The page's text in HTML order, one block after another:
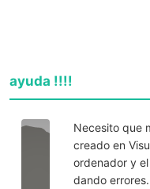
ayuda !!!!
Necesito que
creado en
ordenador y
dando errores.